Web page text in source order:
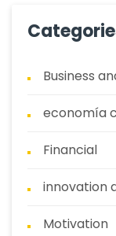
Business
economía
Financial
innovation
Motivation